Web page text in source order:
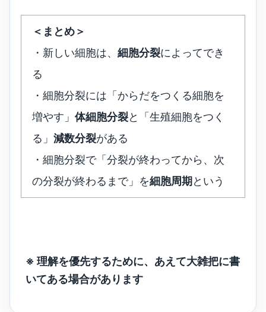
＜まとめ＞
・新しい細胞は、 細胞分裂によってでき
る
・細胞分裂には「からだをつくる細胞を
増やす」 体細胞分裂と「生殖細胞をつく
る」 減数分裂がある
・細胞分裂で「分裂が終わってから、次
の分裂が終わるまで」を細胞周期 という
※ 理解を優先するために、あえて大雑把に書
いてある場合があります